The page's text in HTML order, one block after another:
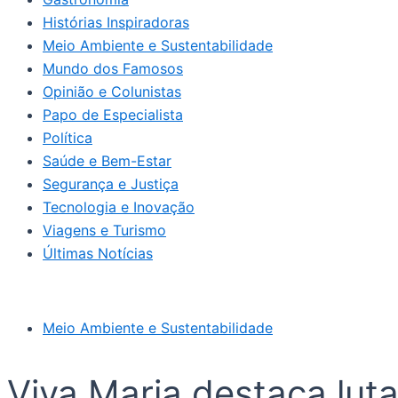
Histórias Inspiradoras
Meio Ambiente e Sustentabilidade
Mundo dos Famosos
Opinião e Colunistas
Papo de Especialista
Política
Saúde e Bem-Estar
Segurança e Justiça
Tecnologia e Inovação
Viagens e Turismo
Últimas Notícias
Meio Ambiente e Sustentabilidade